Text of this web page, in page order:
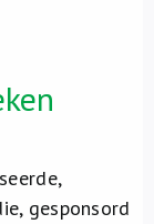
gesponsord